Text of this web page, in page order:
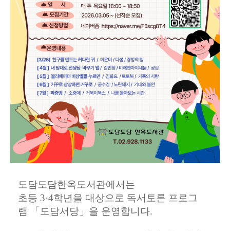
도담도담한옥도서관에서는
초등 3·4학년을 대상으로 독서토론 프로그
램
「도담서당」을 운영합니다.